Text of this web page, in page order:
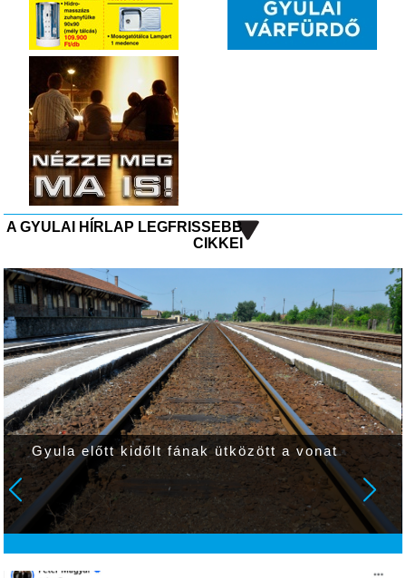
A GYULAI HÍRLAP LEGFRISSEBB
CIKKEI
Gyula előtt kidőlt fának ütközött a vonat